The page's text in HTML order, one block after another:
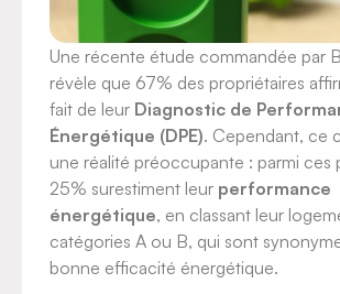
Une récente étude commandée par
révèle que 67% des propriétaires
fait de leur Diagnostic de
Énergétique (DPE). Cependant, ce
une réalité préoccupante : parmi ces
25% surestiment leur performance
énergétique, en classant leur
catégories A ou B, qui sont
bonne efficacité énergétique.